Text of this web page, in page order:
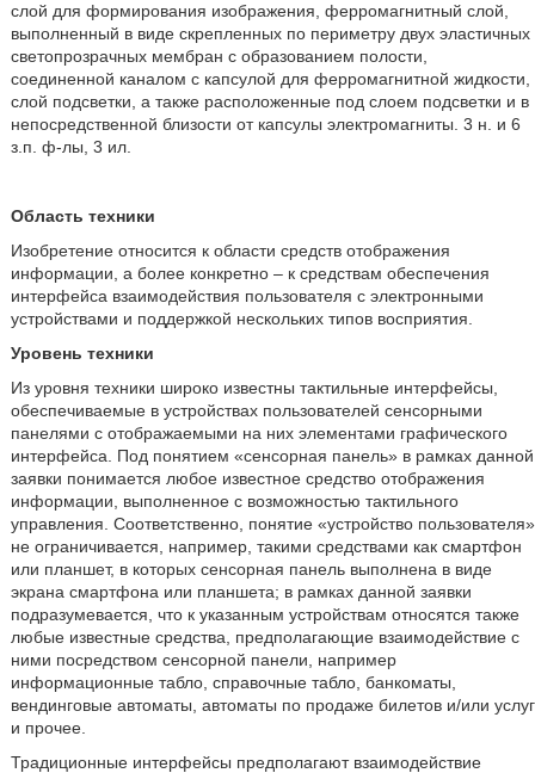
слой для формирования изображения, ферромагнитный слой,
выполненный в виде скрепленных по периметру двух эластичных
светопрозрачных мембран с образованием полости,
соединенной каналом с капсулой для ферромагнитной жидкости,
слой подсветки, а также расположенные под слоем подсветки и в
непосредственной близости от капсулы электромагниты. 3 н. и 6
з.п. ф-лы, 3 ил.
Область техники
Изобретение относится к области средств отображения
информации, а более конкретно – к средствам обеспечения
интерфейса взаимодействия пользователя с электронными
устройствами и поддержкой нескольких типов восприятия.
Уровень техники
Из уровня техники широко известны тактильные интерфейсы,
обеспечиваемые в устройствах пользователей сенсорными
панелями с отображаемыми на них элементами графического
интерфейса. Под понятием «сенсорная панель» в рамках данной
заявки понимается любое известное средство отображения
информации, выполненное с возможностью тактильного
управления. Соответственно, понятие «устройство пользователя»
не ограничивается, например, такими средствами как смартфон
или планшет, в которых сенсорная панель выполнена в виде
экрана смартфона или планшета; в рамках данной заявки
подразумевается, что к указанным устройствам относятся также
любые известные средства, предполагающие взаимодействие с
ними посредством сенсорной панели, например
информационные табло, справочные табло, банкоматы,
вендинговые автоматы, автоматы по продаже билетов и/или услуг
и прочее.
Традиционные интерфейсы предполагают взаимодействие